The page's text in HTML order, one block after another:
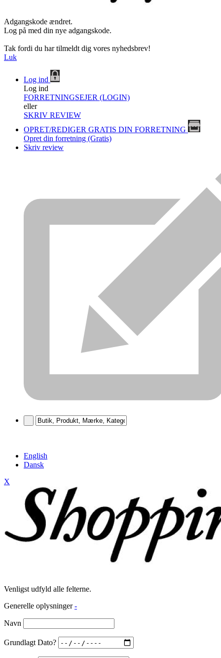
Adgangskode ændret.
Log på med din nye adgangskode.
Tak fordi du har tilmeldt dig vores nyhedsbrev!
Luk
Log ind
Log ind
FORRETNINGSEJER (LOGIN)
eller
SKRIV REVIEW
OPRET/REDIGER GRATIS DIN FORRETNING
Opret din forretning (Gratis)
Skriv review
English
Dansk
X
Venligst udfyld alle felterne.
Generelle oplysninger -
Navn
Grundlagt Dato?